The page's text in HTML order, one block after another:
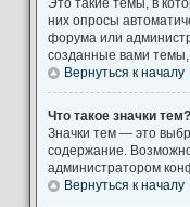
них опросы
форума или
созданные вами
Вернуться к началу
Что такое значки тем?
Значки тем — это
содержание.
администратором
Вернуться к началу